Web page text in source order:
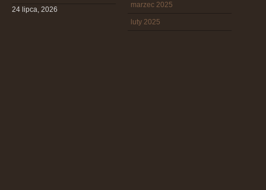
24 lipca, 2026
marzec 2025
luty 2025